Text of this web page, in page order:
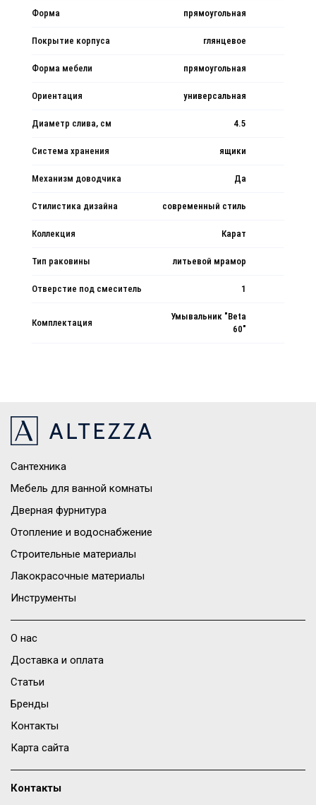
Форма прямоугольная
Покрытие корпуса глянцевое
Форма мебели прямоугольная
Ориентация универсальная
Диаметр слива, см 4.5
Система хранения ящики
Механизм доводчика Да
Стилистика дизайна современный стиль
Коллекция Карат
Тип раковины литьевой мрамор
Отверстие под смеситель 1
Комплектация
Умывальник "Beta
60"
Сантехника
Мебель для ванной комнаты
Дверная фурнитура
Отопление и водоснабжение
Строительные материалы
Лакокрасочные материалы
Инструменты
О нас
Доставка и оплата
Статьи
Бренды
Контакты
Карта сайта
Контакты